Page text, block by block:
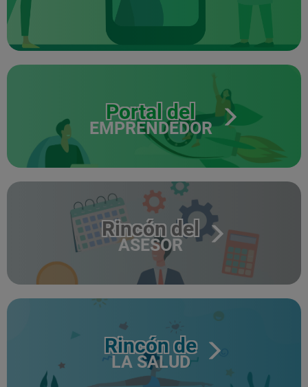
Portal del
EMPRENDEDOR
Rincón del
ASESOR
Rincón de
LA SALUD